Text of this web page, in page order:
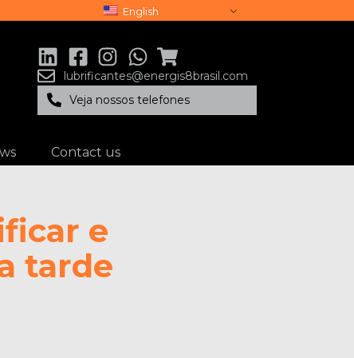
English
lubrificantes@energis8brasil.com
Veja nossos telefones
Contact us
e
tarde